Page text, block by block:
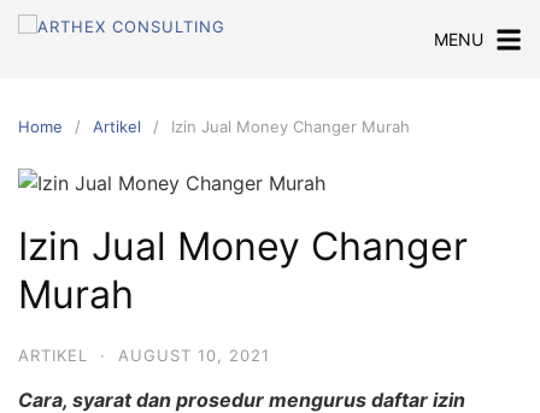
Skip
MENU
Home Artikel Izin Jual Money Changer Murah
Izin Jual Money Changer
Murah
ARTIKEL · AUGUST 10, 2021
Cara, syarat dan prosedur mengurus daftar izin